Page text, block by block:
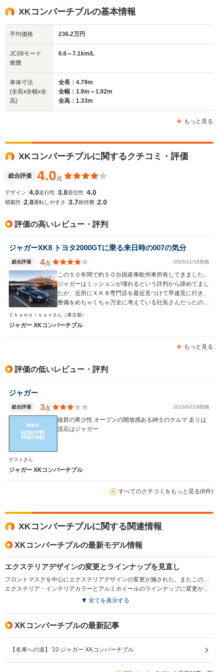
サイズ
(全長x全幅x全高)
WLTCモード
燃費
全高
1.26m～1.29m
全幅
1.8m～1.81m
XKコンバーチブルの基本情報
平均価格 236.2万円
JC08モード
燃費
6.6～7.1km/L
車体寸法
(全長x全幅x全
高)
全長：4.79m
全幅：1.9m～1.92m
全高：1.33m
もっと見る
XKコンバーチブルに関するクチコミ・評価
総合評価 4.0点
デザイン :4.0走行性 :3.8居住性 :4.0
積載性 :2.8運転しやすさ :3.7維持費 :2.0
評価の高いレビュー・評判
ジャガーXK8 トヨタ2000GTに乗る来日時の007の気分
総合評価 4点 2025/11/16投稿
この５０年間で約５０台国産車欧州車所有してきました。
ジャガーはミッションが壊れるという評判から諦めてまし
たが、近所にＸＫ８専門店を最近見つけて早速見に行き、
整備をめちゃくちゃ万全に考えている社長さんだったので
話してから２０分で購入支払いをしました。アストンもい
いがメンテが大変です。ポルシェボクスターはいい車でし
たが退屈な車で内装もとても安っぽく半年で飽きてしまい
るデザインと内装のレトロな美しさその２つだけで、少な
たＢＭＷ７台やメルセデス２台とパワーで比較したらいけ
のヘッドライト（特に最近の車はＬＥＤが強い光で車高の
るべく車の少ないエリアを選んでドライブしてます。ジャ
ガーのディーラーの整備はイマイチなので信頼できるジャ
Ｃｈａｍｅｌｅｏｎさん （東京都）
ジャガー XKコンバーチブル
もっと見る
評価の低いレビュー・評判
ジャガー
総合評価 3点 2013/02/19投稿
抜群の希少性 オープンの開放感ある紳士のクルマ 走りは
流石はジャガー
ゲストさん
ジャガー XKコンバーチブル
すべてのクチコミをもっと見る(6件)
XKコンバーチブルに関する関連情報
XKコンバーチブルの最新モデル情報
エクステリアデザインの変更とラインナップを見直し
フロントマスクを中心にエクステリアデザインの変更が施された。またこの変更を機に、多彩なインテリアチョイスが魅力で5LのV8エンジンを搭載したXKポートフォリオコンバーチブルに集約された。(2011.11)
エクステリア・インテリアカラーとアルミホイールのラインナップに変更が加えられた(2012.6）
全てを表示する
XKコンバーチブルの最新記事
【名車への道】’10 ジャガー XKコンバーチブル